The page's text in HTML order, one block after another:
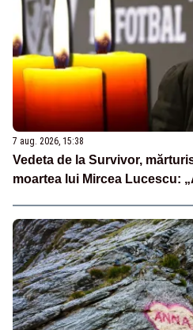
7 aug. 2026, 15:38
Vedeta de la Survivor,
moartea lui Mircea Lucescu: